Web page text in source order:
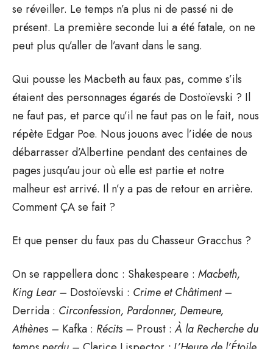
se réveiller. Le temps n’a plus ni de passé ni de
présent. La première seconde lui a été fatale, on ne
peut plus qu’aller de l’avant dans le sang.
Qui pousse les Macbeth au faux pas, comme s’ils
étaient des personnages égarés de Dostoïevski ? Il
ne faut pas, et parce qu’il ne faut pas on le fait, nous
répète Edgar Poe. Nous jouons avec l’idée de nous
débarrasser d’Albertine pendant des centaines de
pages jusqu’au jour où elle est partie et notre
malheur est arrivé. Il n’y a pas de retour en arrière.
Comment ÇA se fait ?
Et que penser du faux pas du Chasseur Gracchus ?
On se rappellera donc : Shakespeare : Macbeth,
King Lear – Dostoïevski : Crime et Châtiment –
Derrida : Circonfession, Pardonner, Demeure,
Athènes – Kafka : Récits – Proust :À la Recherche du